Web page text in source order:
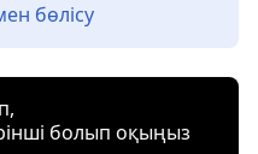
бөлісу
болып оқыңыз